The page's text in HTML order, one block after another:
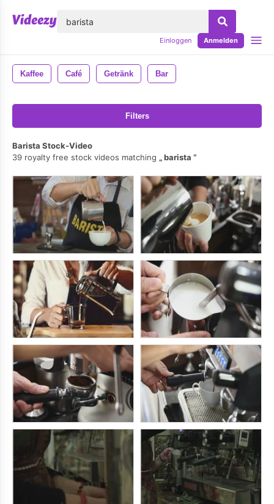
Einloggen Anmelden
Kaffee Café Getränk Bar
Filters
Barista Stock-Video
39 royalty free stock videos matching
barista